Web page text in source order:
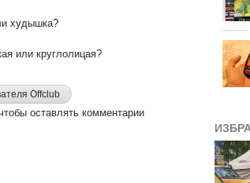
худышка?
или круглолицая?
Offclub
чтобы оставлять комментарии